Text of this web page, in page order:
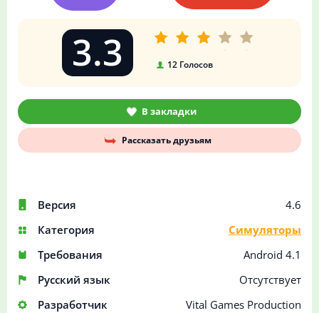
Версия
4.6
Категория
Симуляторы
Требования
Android 4.1
Русский язык
Отсутствует
Разработчик
Vital Games Production
3.3 12 Голосов
В закладки
Рассказать друзьям